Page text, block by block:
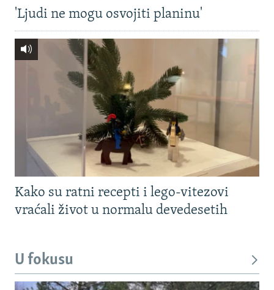
'Ljudi ne mogu osvojiti planinu'
Kako su ratni recepti i lego-vitezovi
vraćali život u normalu devedesetih
U fokusu